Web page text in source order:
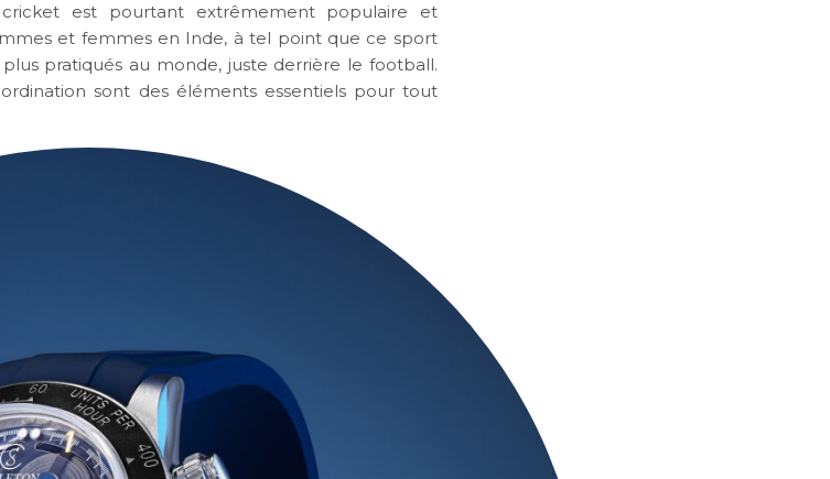
est pourtant extrêmement populaire et
et femmes en Inde, à tel point que ce sport
pratiqués au monde, juste derrière le football.
sont des éléments essentiels pour tout